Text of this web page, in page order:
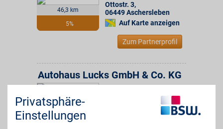
46,3 km
5%
Ottostr. 3,
06449Aschersleben
Auf Karte anzeigen
Zum Partnerprofil
48,9 km
Autohaus Lucks GmbH & Co. KG
Auf Karte anzeigen
Privatsphäre-
Einstellungen